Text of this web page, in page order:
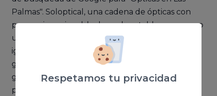
Respetamos tu privacidad
Palmas". Soloptical, una cadena de ópticas con
presencia nacional, ha logrado establecerse como
un referente en el mercado de la salud visual. Al
igual que sus competidores destaca su amplia
gama de gafas graduadas, lentes de contacto y
gafas de sol, así como sus constantes ofertas y
promociones.